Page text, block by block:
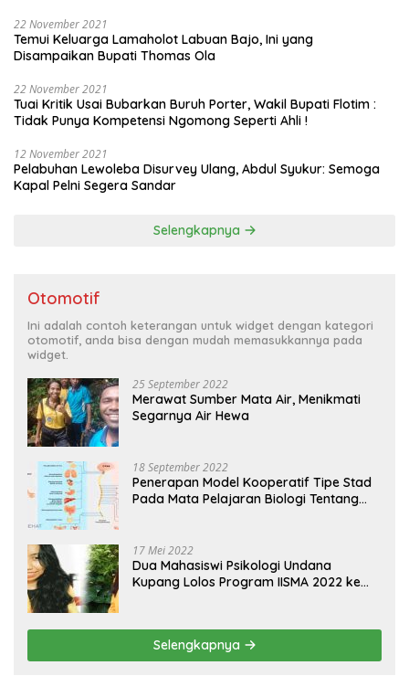
22 November 2021
Temui Keluarga Lamaholot Labuan Bajo, Ini yang
Disampaikan Bupati Thomas Ola
22 November 2021
Tuai Kritik Usai Bubarkan Buruh Porter, Wakil Bupati Flotim :
Tidak Punya Kompetensi Ngomong Seperti Ahli !
12 November 2021
Pelabuhan Lewoleba Disurvey Ulang, Abdul Syukur: Semoga
Kapal Pelni Segera Sandar
Selengkapnya
Otomotif
Ini adalah contoh keterangan untuk widget dengan kategori
otomotif, anda bisa dengan mudah memasukkannya pada
widget.
25 September 2022
Merawat Sumber Mata Air, Menikmati
Segarnya Air Hewa
18 September 2022
Penerapan Model Kooperatif Tipe Stad
Pada Mata Pelajaran Biologi Tentang
17 Mei 2022
Dua Mahasiswi Psikologi Undana
Kupang Lolos Program IISMA 2022 ke
Selengkapnya